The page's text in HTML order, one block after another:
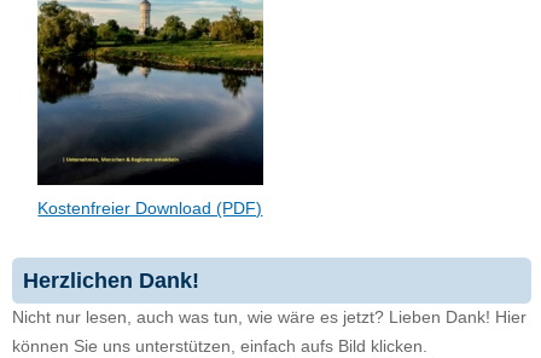
Kostenfreier Download (PDF)
Herzlichen Dank!
Nicht nur lesen, auch was tun, wie wäre es jetzt? Lieben Dank! Hier
können Sie uns unterstützen, einfach aufs Bild klicken.